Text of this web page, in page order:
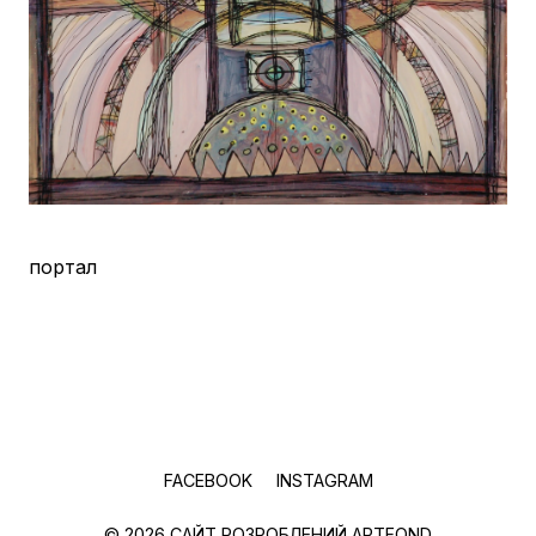
портал
FACEBOOK INSTAGRAM